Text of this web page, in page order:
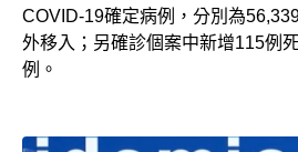
COVID-19確定病例，分別為
外移入；另確診個案中新增115例
例。